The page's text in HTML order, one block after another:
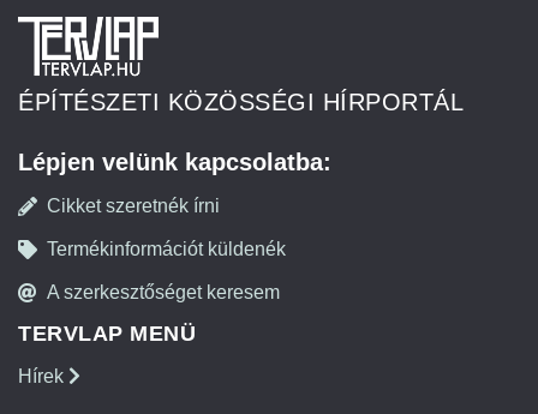
ÉPÍTÉSZETI KÖZÖSSÉGI HÍRPORTÁL
Lépjen velünk kapcsolatba:
Cikket szeretnék írni
Termékinformációt küldenék
A szerkesztőséget keresem
TERVLAP MENÜ
Hírek